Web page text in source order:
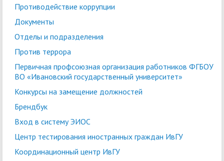
Противодействие коррупции
Документы
Отделы и подразделения
Против террора
Первичная профсоюзная организация работников ФГБОУ
ВО «Ивановский государственный университет»
Конкурсы на замещение должностей
Брендбук
Вход в систему ЭИОС
Центр тестирования иностранных граждан ИвГУ
Координационный центр ИвГУ